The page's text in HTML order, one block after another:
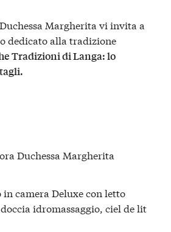
Margherita vi invita a
dedicato alla tradizione
Tradizioni di Langa: lo
Duchessa Margherita
in camera Deluxe con letto
idromassaggio, ciel de lit